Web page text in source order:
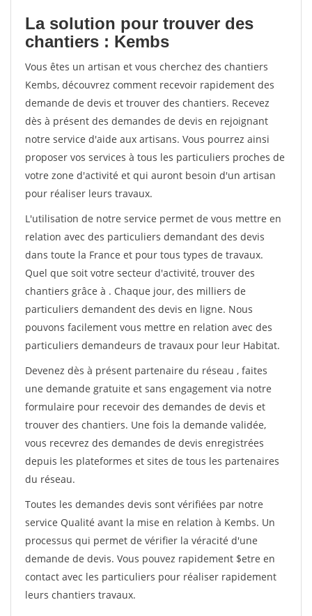
La solution pour trouver des
chantiers : Kembs
Vous êtes un artisan et vous cherchez des chantiers
Kembs, découvrez comment recevoir rapidement des
demande de devis et trouver des chantiers. Recevez
dès à présent des demandes de devis en rejoignant
notre service d'aide aux artisans. Vous pourrez ainsi
proposer vos services à tous les particuliers proches de
votre zone d'activité et qui auront besoin d'un artisan
pour réaliser leurs travaux.
L'utilisation de notre service permet de vous mettre en
relation avec des particuliers demandant des devis
dans toute la France et pour tous types de travaux.
Quel que soit votre secteur d'activité, trouver des
chantiers grâce à . Chaque jour, des milliers de
particuliers demandent des devis en ligne. Nous
pouvons facilement vous mettre en relation avec des
particuliers demandeurs de travaux pour leur Habitat.
Devenez dès à présent partenaire du réseau , faites
une demande gratuite et sans engagement via notre
formulaire pour recevoir des demandes de devis et
trouver des chantiers. Une fois la demande validée,
vous recevrez des demandes de devis enregistrées
depuis les plateformes et sites de tous les partenaires
du réseau.
Toutes les demandes devis sont vérifiées par notre
service Qualité avant la mise en relation à Kembs. Un
processus qui permet de vérifier la véracité d'une
demande de devis. Vous pouvez rapidement $etre en
contact avec les particuliers pour réaliser rapidement
leurs chantiers travaux.